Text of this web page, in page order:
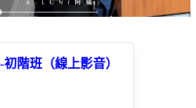
階班（線上影音）